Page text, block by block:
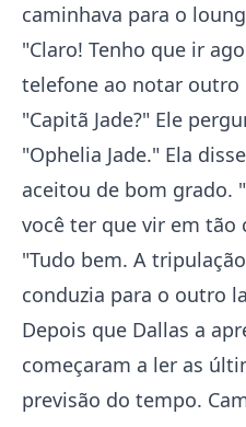
caminhava para o
"Claro! Tenho que ir
telefone ao notar
"Capitã Jade?" Ele
"Ophelia Jade." Ela
aceitou de bom grado.
você ter que vir em tão
"Tudo bem. A
conduzia para o outro
Depois que Dallas a
começaram a ler as
previsão do tempo.